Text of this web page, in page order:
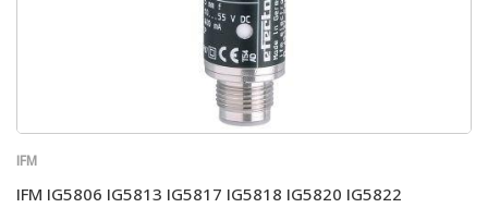
IFM
IFM IG5806 IG5813 IG5817 IG5818 IG5820 IG5822